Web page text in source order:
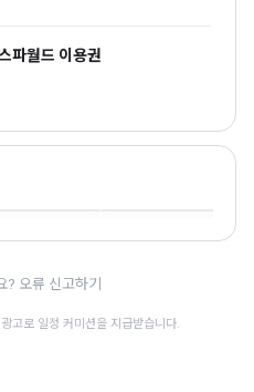
파월드 이용권
? 오류 신고하기
고로 일정 커미션을 지급받습니다.